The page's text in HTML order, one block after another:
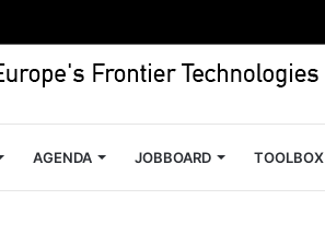
AGENDA JOBBOARD TOOLBOX